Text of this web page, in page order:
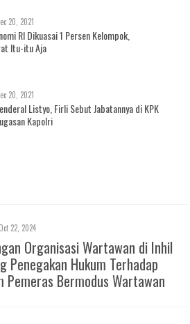
20, 2021
RI Dikuasai 1 Persen Kelompok,
Itu-itu Aja
20, 2021
Listyo, Firli Sebut Jabatannya di KPK
Kapolri
Oct 22, 2024
Organisasi Wartawan di Inhil
Penegakan Hukum Terhadap
Pemeras Bermodus Wartawan